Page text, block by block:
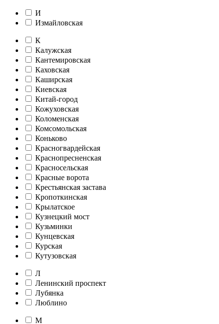
И
Измайловская
К
Калужская
Кантемировская
Каховская
Каширская
Киевская
Китай-город
Кожуховская
Коломенская
Комсомольская
Коньково
Красногвардейская
Краснопресненская
Красносельская
Красные ворота
Крестьянская застава
Кропоткинская
Крылатское
Кузнецкий мост
Кузьминки
Кунцевская
Курская
Кутузовская
Л
Ленинский проспект
Лубянка
Люблино
М